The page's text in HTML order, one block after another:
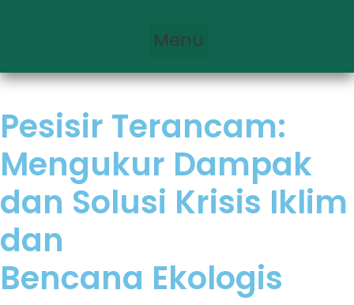
Menu
Pesisir Terancam:
Mengukur Dampak
dan Solusi Krisis Iklim
dan
Bencana Ekologis